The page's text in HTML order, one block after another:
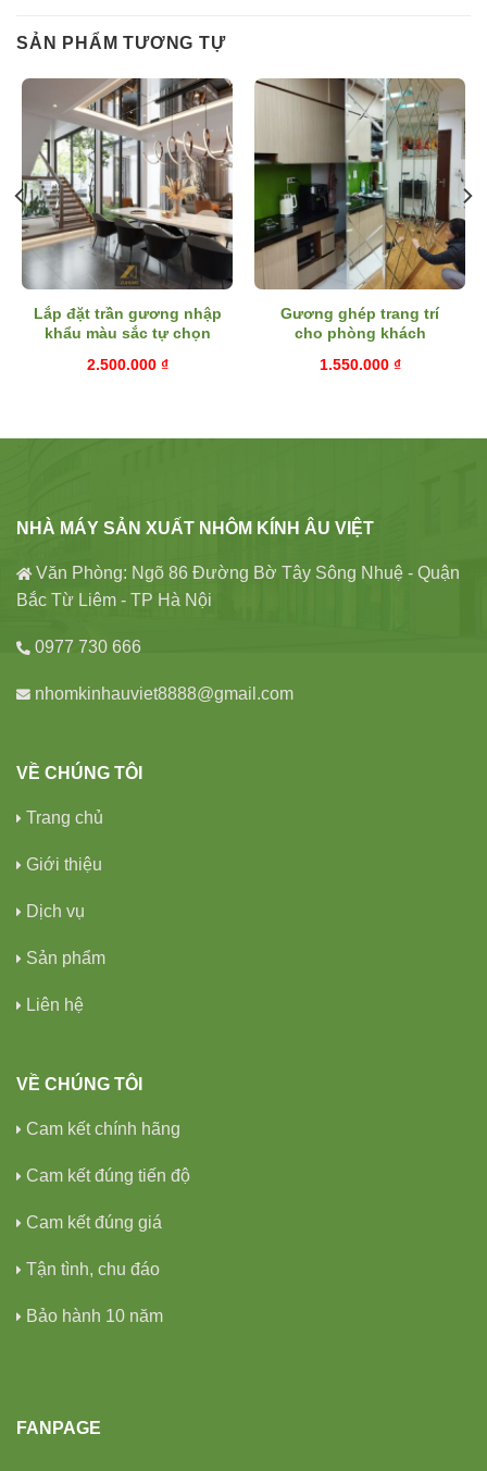
SẢN PHẨM TƯƠNG TỰ
Lắp đặt trần gương nhập
khẩu màu sắc tự chọn
2.500.000 ₫
Gương ghép trang trí
cho phòng khách
1.550.000 ₫
NHÀ MÁY SẢN XUẤT NHÔM KÍNH ÂU VIỆT
Văn Phòng: Ngõ 86 Đường Bờ Tây Sông Nhuệ - Quận
Bắc Từ Liêm - TP Hà Nội
0977 730 666
nhomkinhauviet8888@gmail.com
VỀ CHÚNG TÔI
Trang chủ
Giới thiệu
Dịch vụ
Sản phẩm
Liên hệ
VỀ CHÚNG TÔI
Cam kết chính hãng
Cam kết đúng tiến độ
Cam kết đúng giá
Tận tình, chu đáo
Bảo hành 10 năm
FANPAGE